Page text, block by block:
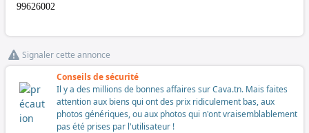
99626002
Signaler cette annonce
Conseils de sécurité
Il y a des millions de bonnes affaires sur Cava.tn. Mais faites
attention aux biens qui ont des prix ridiculement bas, aux
photos génériques, ou aux photos qui n'ont vraisemblablement
pas été prises par l'utilisateur !